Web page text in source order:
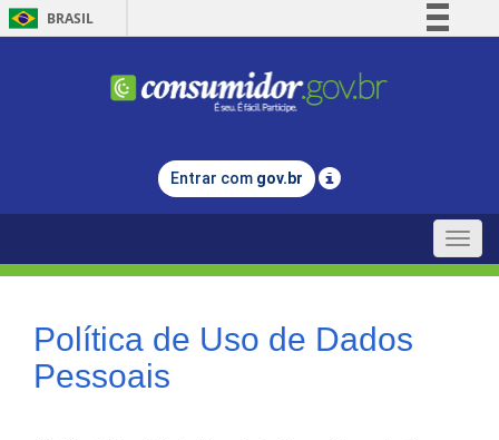
BRASIL
Comunica BR
Legislação
Entrar com gov.br
Toggle
Política de Uso de Dados
Pessoais